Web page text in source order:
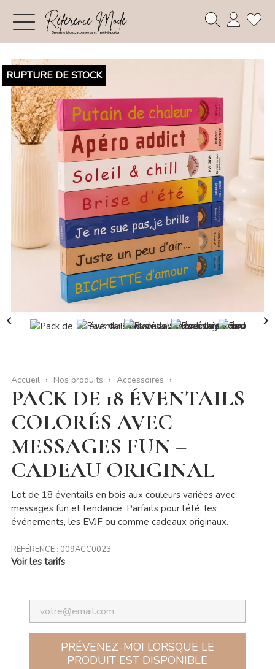
RUPTURE DE STOCK
 
Accueil Nos produits Accessoires
PACK DE 18 ÉVENTAILS
COLORÉS AVEC
MESSAGES FUN –
CADEAU ORIGINAL
Lot de 18 éventails en bois aux couleurs variées avec
messages fun et tendance. Parfaits pour l’été, les
événements, les EVJF ou comme cadeaux originaux.
RÉFÉRENCE : 009ACC0023
Voir les tarifs
PRÉVENEZ-MOI LORSQUE LE
PRODUIT EST DISPONIBLE